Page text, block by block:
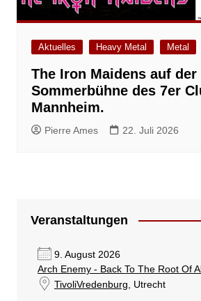
Aktuelles Heavy Metal Metal
The Iron Maidens auf der
Sommerbühne des 7er
Mannheim.
Pierre Ames 22. Juli 2026
Veranstaltungen
9. August 2026
Arch Enemy - Back To The Root Of
TivoliVredenburg , Utrecht